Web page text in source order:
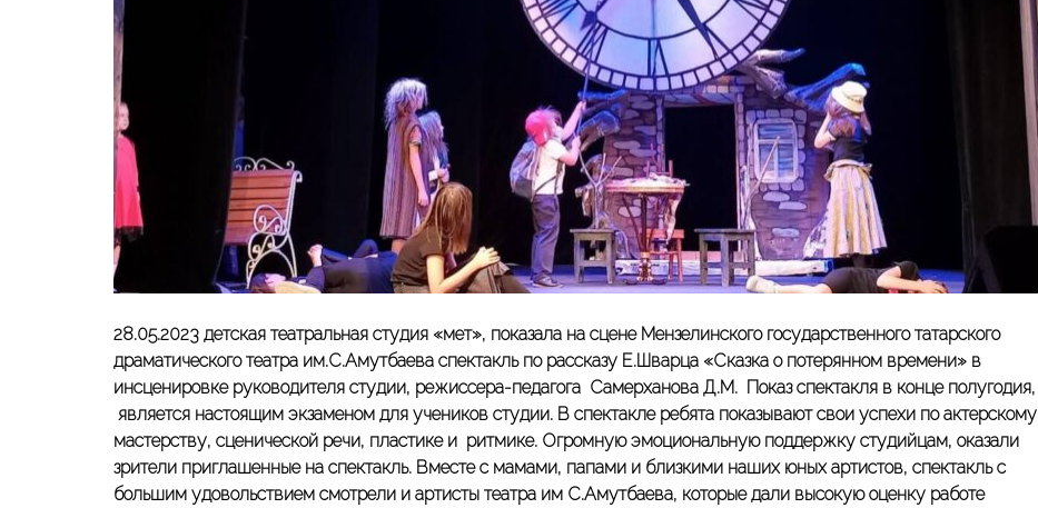
28.05.2023 детская театральная студия «Өмет», показала на сцене Мензелинского государственного татарского
драматического театра им.С.Амутбаева спектакль по рассказу Е.Шварца «Сказка о потерянном времени» в
инсценировке руководителя студии, режиссера-педагога Самерханова Д.М. Показ спектакля в конце полугодия,
является настоящим экзаменом для учеников студии. В спектакле ребята показывают свои успехи по актерскому
мастерству, сценической речи, пластике и ритмике. Огромную эмоциональную поддержку студийцам, оказали
зрители приглашенные на спектакль. Вместе с мамами, папами и близкими наших юных артистов, спектакль с
большим удовольствием смотрели и артисты театра им С.Амутбаева, которые дали высокую оценку работе